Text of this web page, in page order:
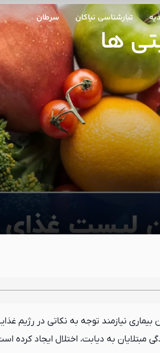
تبارشناسی نیاکان سرطان
ها
بیماری نیازمند توجه به نکاتی در
به دیابت، اختلال ایجاد کرده